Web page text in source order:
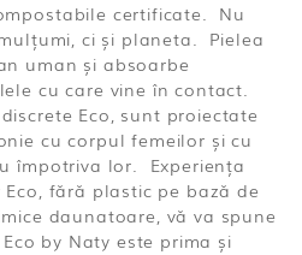
certificate. Nu
ci și planeta. Pielea
uman și absoarbe
cu care vine în contact.
Eco, sunt proiectate
cu corpul femeilor și cu
împotriva lor. Experiența
fără plastic pe bază de
daunatoare, vă va spune
by Naty este prima și